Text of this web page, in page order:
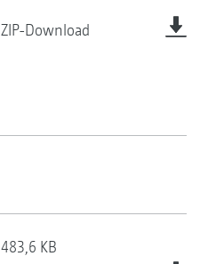
ZIP-Download
483,6 KB